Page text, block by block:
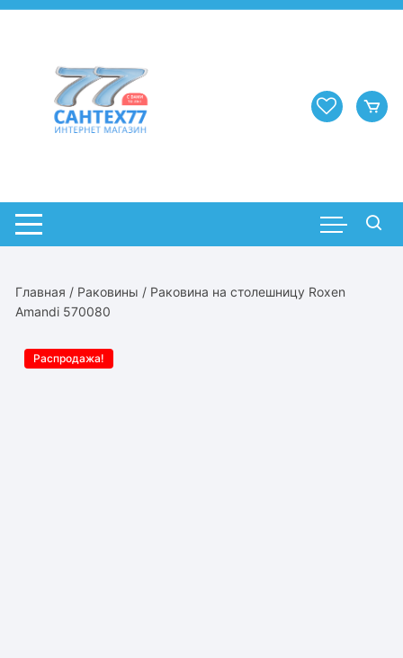
Перейти
Главная / Раковины / Раковина на столешницу Roxen
Amandi 570080
Распродажа!